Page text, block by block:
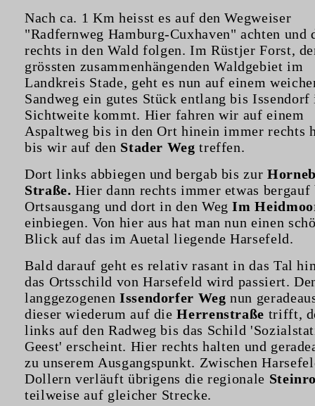
Nach ca. 1 Km heisst es auf den Wegweiser
"Radfernweg Hamburg-Cuxhaven" achten und
rechts in den Wald folgen. Im Rüstjer Forst,
grössten zusammenhängenden Waldgebiet im
Landkreis Stade, geht es nun auf einem
Sandweg ein gutes Stück entlang bis Issendorf
Sichtweite kommt. Hier fahren wir auf einem
Aspaltweg bis in den Ort hinein immer rechts
bis wir auf den Stader Wegtreffen.
Dort links abbiegen und bergab bis zur
Straße.Hier dann rechts immer etwas bergauf
Ortsausgang und dort in den WegIm
einbiegen. Von hier aus hat man nun einen
Blick auf das im Auetal liegende Harsefeld.
Bald darauf geht es relativ rasant in das Tal
das Ortsschild von Harsefeld wird passiert.
langgezogenen Issendorfer Wegnun
dieser wiederum auf dieHerrenstraße trifft,
links auf den Radweg bis das Schild
Geest' erscheint. Hier rechts halten und
zu unserem Ausgangspunkt. Zwischen
Dollern verläuft übrigens die regionale
teilweise auf gleicher Strecke.